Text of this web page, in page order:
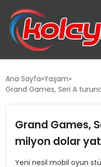
TANYER YAPI ZEMIN
BÜYÜTTÜ
Ana Sayfa Yaşam
Grand Games, Seri A
Grand Games,
milyon dolar
Yeni nesil mobil oyun